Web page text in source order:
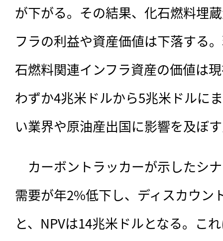
が下がる。その結果、化石燃料埋
フラの利益や資産価値は下落する
石燃料関連インフラ資産の価値は
わずか4兆米ドルから5兆米ドルに
い業界や原油産出国に影響を及ぼ
カーボントラッカーが示したシ
需要が年2%低下し、ディスカウン
と、NPVは14兆米ドルとなる。こ